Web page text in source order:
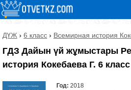
ДҮЖ › 6 класс › Всемирная история
ГДЗ Дайын үй жұмыстары
история Кокебаева Г. 6
Год: 2018